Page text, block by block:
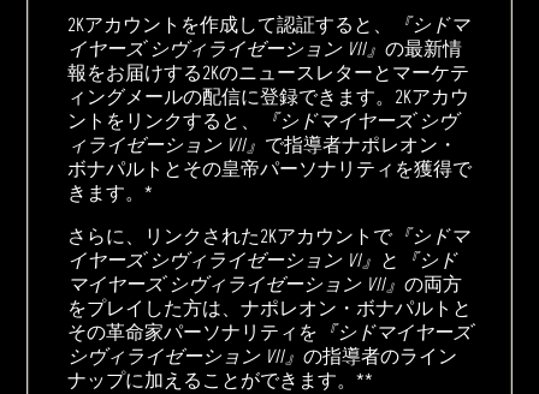
2Kアカウントを作成して認証すると、
『シドマ
イヤーズ シヴィライゼーション VII』 の最新情
報をお届けする2Kのニュースレターとマーケテ
ィングメールの配信に登録できます。2Kアカウ
ントをリンクすると、
『シドマイヤーズ シヴ
ィライゼーション VII』 で指導者ナポレオン・
ボナパルトとその皇帝パーソナリティを獲得で
きます。*
さらに、リンクされた2Kアカウントで『シドマ
イヤーズ シヴィライゼーション VI』 と
『シド
マイヤーズ シヴィライゼーション VII』 の両方
をプレイした方は、ナポレオン・ボナパルトと
その革命家パーソナリティを 『シドマイヤーズ
シヴィライゼーション VII』 の指導者のライン
ナップに加えることができます。**